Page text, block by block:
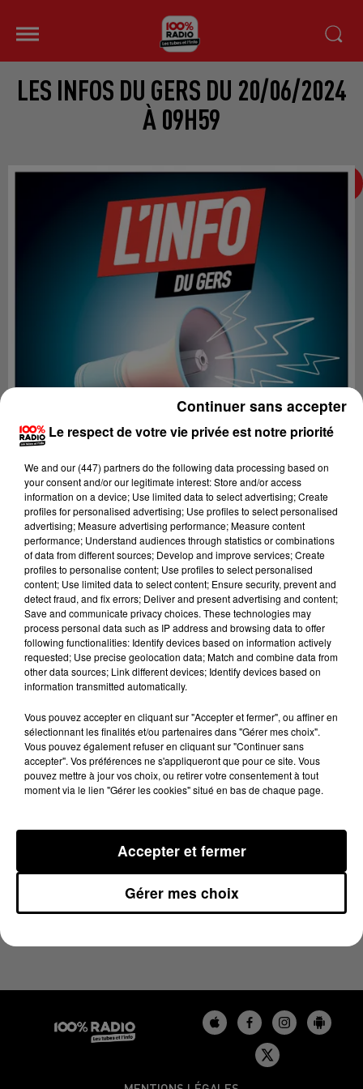
LES INFOS DU GERS DU 20/06/2024
À 09H59
Lecture (2 min 22 sec)
100%
20 juin 2024 - 2 min 22 sec
LES INFOS DU GERS DU 20/06/2024 À 09H59
Le respect de votre vie privée est notre priorité
We and our (447) partnersdo the following data processing based on
your consent and/or our legitimate interest: Store and/or access
information on a device; Use limited data to select advertising; Create
profiles for personalised advertising; Use profiles to select personalised
advertising; Measure advertising performance; Measure content
performance; Understand audiences through statistics or combinations
of data from different sources; Develop and improve services; Create
profiles to personalise content; Use profiles to select personalised
content; Use limited data to select content; Ensure security, prevent and
detect fraud, and fix errors; Deliver and present advertising and content;
Save and communicate privacy choices. These technologies may
process personal data such as IP address and browsing data to offer
following functionalities: Identify devices based on information actively
requested; Use precise geolocation data; Match and combine data from
other data sources; Link different devices; Identify devices based on
information transmitted automatically.
Vous pouvez accepter en cliquant sur "Accepter et fermer", ou affiner en
sélectionnant les finalités et/ou partenaires dans "Gérer mes choix".
Vous pouvez également refuser en cliquant sur "Continuer sans
accepter". Vos préférences ne s'appliqueront que pour ce site. Vous
pouvez mettre à jour vos choix, ou retirer votre consentement à tout
moment via le lien "Gérer les cookies" situé en bas de chaque page.
Gérer mes choix
Accepter et fermer
Continuer sans accepter